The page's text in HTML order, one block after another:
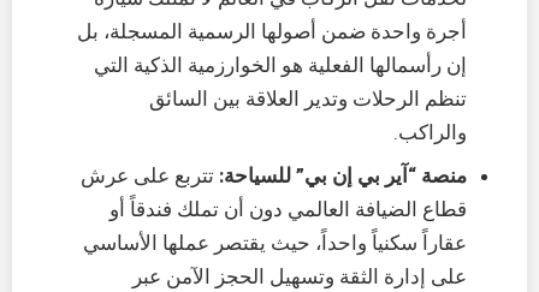
أجرة واحدة ضمن أصولها الرسمية المسجلة، بل
إن رأسمالها الفعلية هو الخوارزمية الذكية التي
تنظم الرحلات وتدير العلاقة بين السائق
والراكب.
منصة “آير بي إن بي” للسياحة: تتربع على عرش
قطاع الضيافة العالمي دون أن تملك فندقاً أو
عقاراً سكنياً واحداً، حيث يقتصر عملها الأساسي
على إدارة الثقة وتسهيل الحجز الآمن عبر